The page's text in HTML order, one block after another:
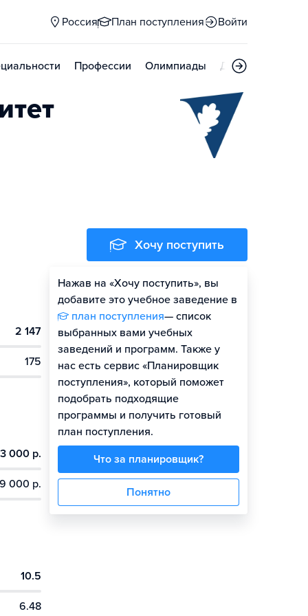
Россия План поступления Войти
Профессии Олимпиады Дни открытых
2 147
175
000 р.
000 р.
10.5
6.48
Хочу поступить
Нажав на «Хочу поступить», вы
добавите это учебное заведение в
план поступления— список
выбранных вами учебных
заведений и программ. Также у
нас есть сервис «Планировщик
поступления», который поможет
подобрать подходящие
программы и получить готовый
план поступления.
Что за планировщик?
Понятно
Оценить шансы